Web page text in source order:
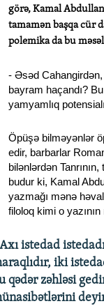
görə, Kamal
tamamən başqa cür
polemika da bu
- Əsəd
bayram haçandı?
yamyamlıq
Öpüşə bilməyənlər
edir, barbarlar
bilənlərdən
budur ki, Kamal
yazmağı mənə
filoloq kimi o
istedad
iki
qədər zəhləsi